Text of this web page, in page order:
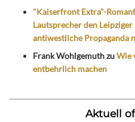
"Kaiserfront Extra"-
Lautsprecher den
antiwestliche Propaganda
Frank WohlgemuthzuWie
entbehrlich machen
Aktuell